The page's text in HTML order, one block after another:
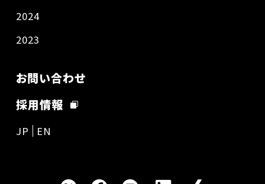
2024
2023
お問い合わせ
採用情報
JP EN